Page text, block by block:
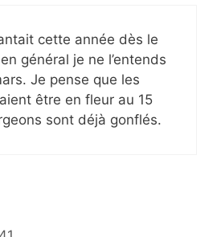
cette année dès le
général je ne l’entends
Je pense que les
être en fleur au 15
sont déjà gonflés.